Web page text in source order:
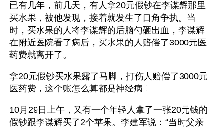
已有几年，前几天，有人拿20元假钞在李谋辉那里
买水果，被他发现，接着就发生了口角争执。当
时，买水果的人将李谋辉的后脑勺砸出血，李谋辉
在附近医院看了病后，买水果的人赔偿了3000元医
药费就离开了。
拿20元假钞买水果露了马脚，打伤人赔偿了3000元
医药费，这个账怎么算都是神经病！
10月29日上午，又有一个年轻人拿了一张20元钱的
假钞跟李谋辉买了2个苹果。李建军说：“当时父亲